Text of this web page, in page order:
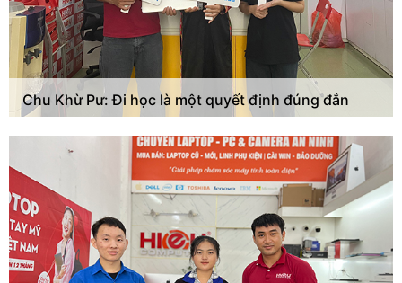
Chu Khừ Pư: Đi học là một quyết định đúng đắn